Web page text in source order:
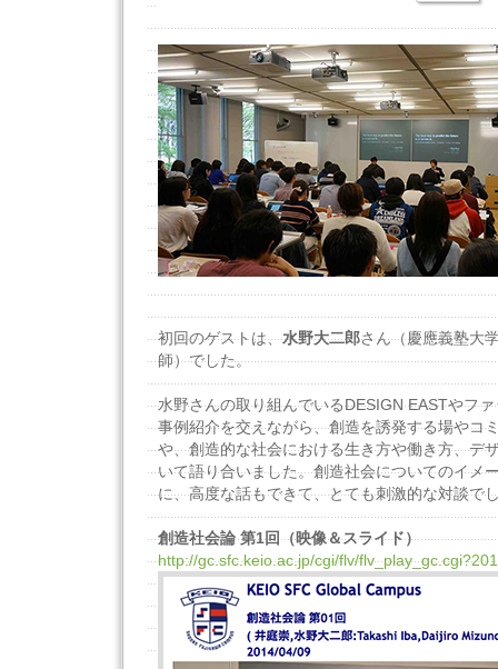
初回のゲストは、水野大二郎さん（慶應義塾大
師）でした。
水野さんの取り組んでいるDESIGN EASTやフ
事例紹介を交えながら、創造を誘発する場やコ
や、創造的な社会における生き方や働き方、デ
いて語り合いました。創造社会についてのイメ
に、高度な話もできて、とても刺激的な対談で
創造社会論 第1回（映像＆スライド）
http://gc.sfc.keio.ac.jp/cgi/flv/